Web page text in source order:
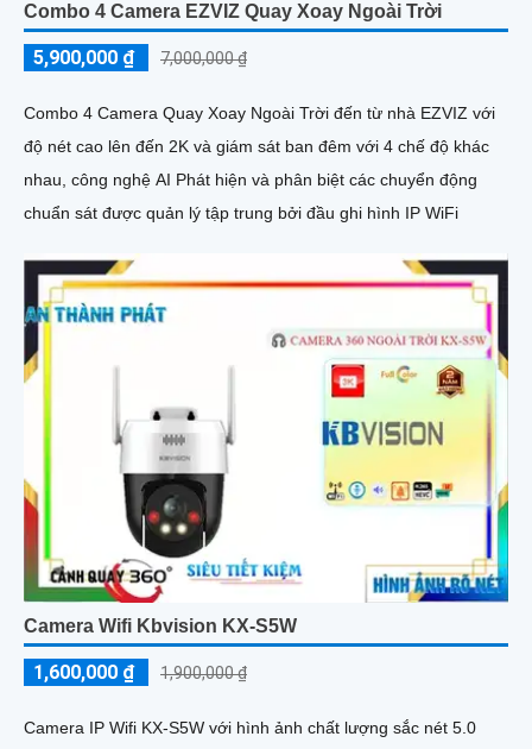
Combo 4 Camera EZVIZ Quay Xoay Ngoài Trời
5,900,000 ₫ 7,000,000 ₫
Combo 4 Camera Quay Xoay Ngoài Trời đến từ nhà EZVIZ với
độ nét cao lên đến 2K và giám sát ban đêm với 4 chế độ khác
nhau, công nghệ AI Phát hiện và phân biệt các chuyển động
chuẩn sát được quản lý tập trung bởi đầu ghi hình IP WiFi
Camera Wifi Kbvision KX-S5W
1,600,000 ₫ 1,900,000 ₫
Camera IP Wifi KX-S5W với hình ảnh chất lượng sắc nét 5.0